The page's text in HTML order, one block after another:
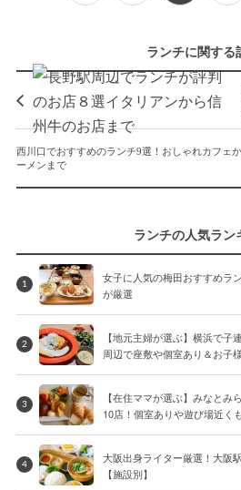
ランチに関する
西川口でおすすめのランチ9選！おしゃれカフェ
ーメンまで
ランチの人気ラン
1
女子に人気の梅田おすすめラ
が厳選
2
【地元主婦が選ぶ】横浜で子
周辺で座敷や個室あり＆お子
3
【在住ママが選ぶ】みなと
10店！個室ありや遊び場近く
4
大阪出身ライター厳選！大阪
【施設別】